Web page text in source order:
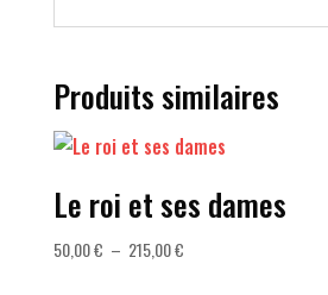
Produits similaires
Le roi et ses dames
50,00€ – 215,00€Plage